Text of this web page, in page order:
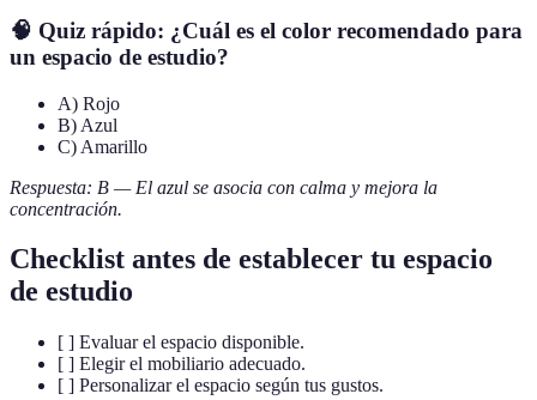
🧠 Quiz rápido: ¿Cuál es el color recomendado para
un espacio de estudio?
A) Rojo
B) Azul
C) Amarillo
Respuesta: B — El azul se asocia con calma y mejora la
concentración.
Checklist antes de establecer tu espacio
de estudio
[ ] Evaluar el espacio disponible.
[ ] Elegir el mobiliario adecuado.
[ ] Personalizar el espacio según tus gustos.